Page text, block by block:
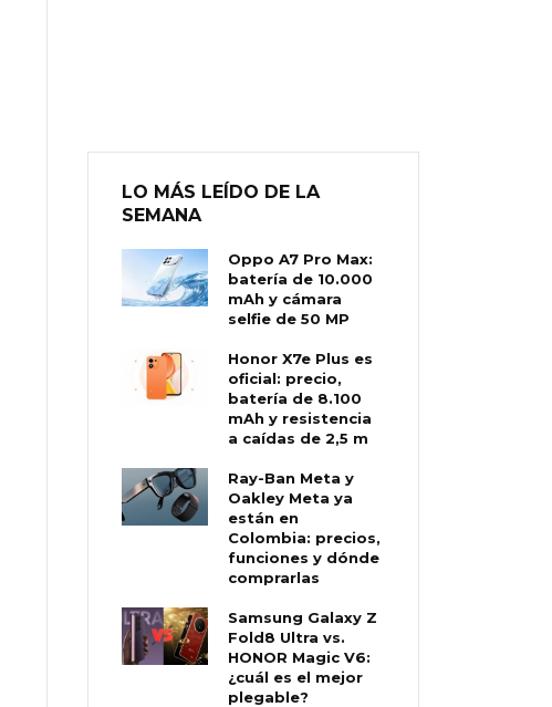
LO MÁS LEÍDO DE LA
SEMANA
Oppo A7 Pro Max:
batería de 10.000
mAh y cámara
selfie de 50 MP
Honor X7e Plus es
oficial: precio,
batería de 8.100
mAh y resistencia
a caídas de 2,5 m
Ray-Ban Meta y
Oakley Meta ya
están en
Colombia: precios,
funciones y dónde
comprarlas
Samsung Galaxy Z
Fold8 Ultra vs.
HONOR Magic V6:
¿cuál es el mejor
plegable?